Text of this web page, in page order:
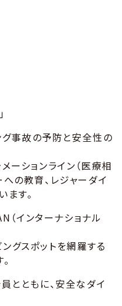
事故の予防と安全性の
ーションライン（医療相
の教育、レジャーダイ
ます。
インターナショナル
グスポットを網羅する
とともに、安全なダイ